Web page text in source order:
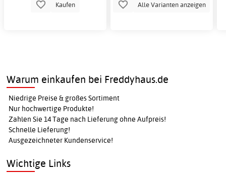
Kaufen Alle Varianten anzeigen
Warum einkaufen bei Freddyhaus.de
Niedrige Preise & großes Sortiment
Nur hochwertige Produkte!
Zahlen Sie 14 Tage nach Lieferung ohne Aufpreis!
Schnelle Lieferung!
Ausgezeichneter Kundenservice!
Wichtige Links